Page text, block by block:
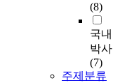
(8)
국내
박사
(7)
주제분류